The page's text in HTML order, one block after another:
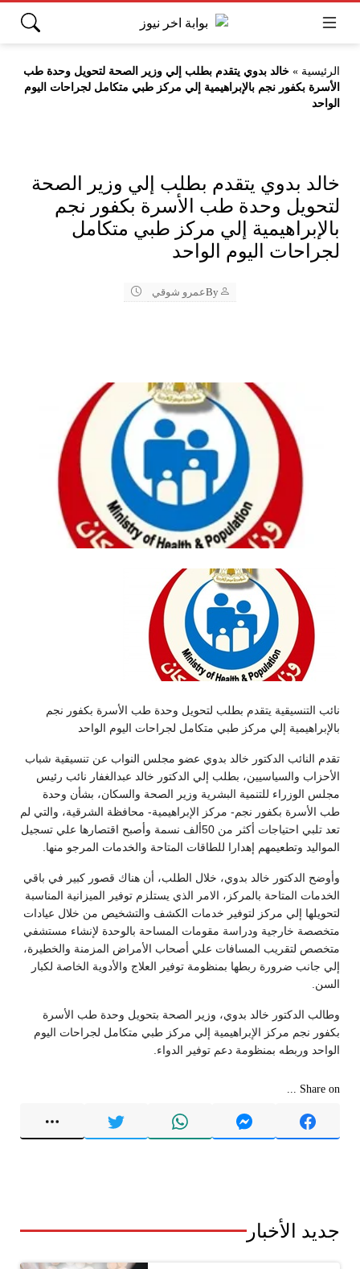
الرئيسية » خالد بدوي يتقدم بطلب إلي وزير الصحة لتحويل وحدة طب
الأسرة بكفور نجم بالإبراهيمية إلي مركز طبي متكامل لجراحات اليوم
الواحد
خالد بدوي يتقدم بطلب إلي وزير الصحة
لتحويل وحدة طب الأسرة بكفور نجم
بالإبراهيمية إلي مركز طبي متكامل
لجراحات اليوم الواحد
Byعمرو شوقي
نائب التنسيقية يتقدم بطلب لتحويل وحدة طب الأسرة بكفور نجم
بالإبراهيمية إلي مركز طبي متكامل لجراحات اليوم الواحد
تقدم النائب الدكتور خالد بدوي عضو مجلس النواب عن تنسيقية شباب
الأحزاب والسياسيين، بطلب إلي الدكتور خالد عبدالغفار نائب رئيس
مجلس الوزراء للتنمية البشرية وزير الصحة والسكان، بشأن وحدة
طب الأسرة بكفور نجم- مركز الإبراهيمية- محافظة الشرقية، والتي لم
تعد تلبي احتياجات أكثر من 50ألف نسمة وأصبح اقتصارها علي تسجيل
المواليد وتطعيمهم إهدارا للطاقات المتاحة والخدمات المرجو منها.
وأوضح الدكتور خالد بدوي، خلال الطلب، أن هناك قصور كبير في باقي
الخدمات المتاحة بالمركز، الامر الذي يستلزم توفير الميزانية المناسبة
لتحويلها إلي مركز لتوفير خدمات الكشف والتشخيص من خلال عيادات
متخصصة خارجية ودراسة مقومات المساحة بالوحدة لإنشاء مستشفي
متخصص لتقريب المسافات علي أصحاب الأمراض المزمنة والخطيرة،
إلي جانب ضرورة ربطها بمنظومة توفير العلاج والأدوية الخاصة لكبار
السن.
وطالب الدكتور خالد بدوي، وزير الصحة بتحويل وحدة طب الأسرة
بكفور نجم مركز الإبراهيمية إلي مركز طبي متكامل لجراحات اليوم
الواحد وربطه بمنظومة دعم توفير الدواء.
Share on ...
جديد الأخبار